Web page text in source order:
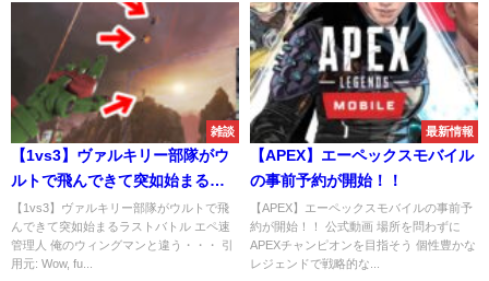
雑談
【1vs3】ヴァルキリー部隊がウ
ルトで飛んできて突如始まるラ
ストバトル
【1vs3】ヴァルキリー部隊がウルトで飛
んできて突如始まるラストバトル エペ速
管理人 俺のウィングマンと違う・・・ 引
用元: Wow, fu...
最新情報
【APEX】エーペックスモバイル
の事前予約が開始！！
【APEX】エーペックスモバイルの事前予
約が開始！！ 公式動画 場所を問わずに
APEXチャンピオンを目指そう 個性豊かな
レジェンドで戦略的な...